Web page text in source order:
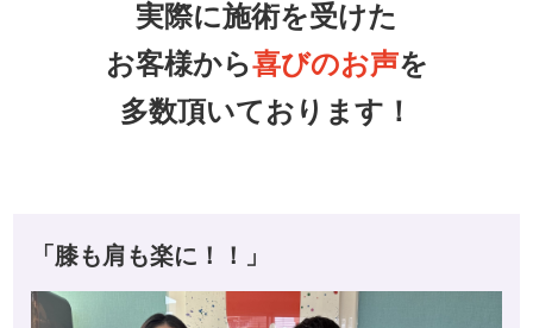
実際に施術を受けた
お客様から喜びのお声を
多数頂いております！
「膝も肩も楽に！！」